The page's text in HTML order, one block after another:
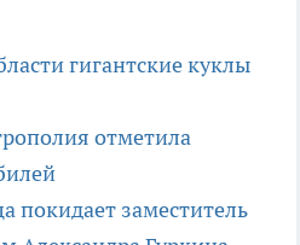
гигантские куклы
отметила
покидает заместитель